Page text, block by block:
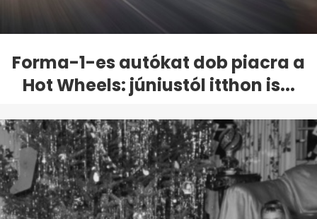
Forma-1-es autókat dob piacra a
Hot Wheels: júniustól itthon is...